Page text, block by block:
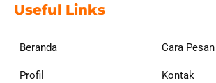
Useful Links
Beranda
Profil
Cara Pesan
Kontak